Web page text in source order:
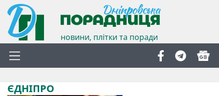
новини, плітки та поради
ЄДНІПРО